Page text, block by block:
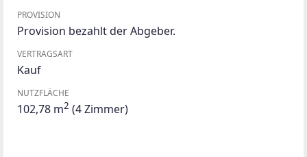
PROVISION
Provision bezahlt der Abgeber.
VERTRAGSART
Kauf
NUTZFLÄCHE
102,78 m2 (4 Zimmer)